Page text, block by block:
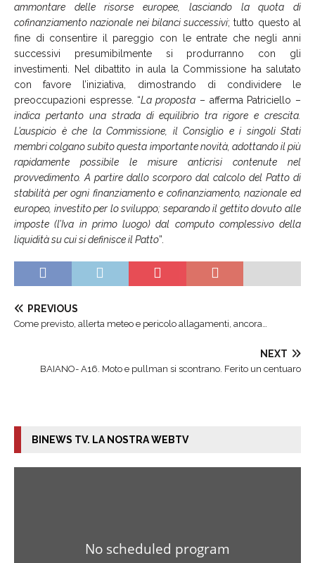
ammontare delle risorse europee, lasciando la quota di
cofinanziamento nazionale nei bilanci successivi; tutto questo al
fine di consentire il pareggio con le entrate che negli anni
successivi presumibilmente si produrranno con gli
investimenti. Nel dibattito in aula la Commissione ha salutato
con favore l’iniziativa, dimostrando di condividere le
preoccupazioni espresse. “La proposta – afferma Patriciello –
indica pertanto una strada di equilibrio tra rigore e crescita.
L’auspicio è che la Commissione, il Consiglio e i singoli Stati
membri colgano subito questa importante novità, adottando il più
rapidamente possibile le misure anticrisi contenute nel
provvedimento. A partire dallo scorporo dal calcolo del Patto di
stabilità per ogni finanziamento e cofinanziamento, nazionale ed
europeo, investito per lo sviluppo; separando il gettito dovuto alle
imposte (l’Iva in primo luogo) dal computo complessivo della
liquidità su cui si definisce il Patto”.
PREVIOUS
Come previsto, allerta meteo e pericolo allagamenti, ancora…
NEXT
BAIANO- A16. Moto e pullman si scontrano. Ferito un centuaro
BINEWS TV. LA NOSTRA WEBTV